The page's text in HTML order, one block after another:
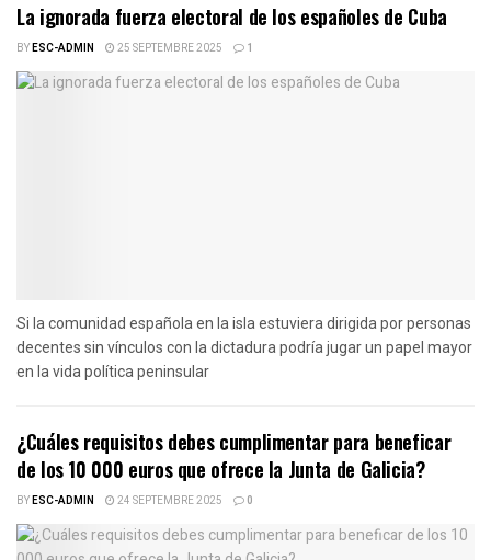
La ignorada fuerza electoral de los españoles de Cuba
BYESC-ADMIN 25 SEPTEMBRE 2025 1
Si la comunidad española en la isla estuviera dirigida por personas
decentes sin vínculos con la dictadura podría jugar un papel mayor
en la vida política peninsular
¿Cuáles requisitos debes cumplimentar para beneficar
de los 10 000 euros que ofrece la Junta de Galicia?
BYESC-ADMIN 24 SEPTEMBRE 2025 0